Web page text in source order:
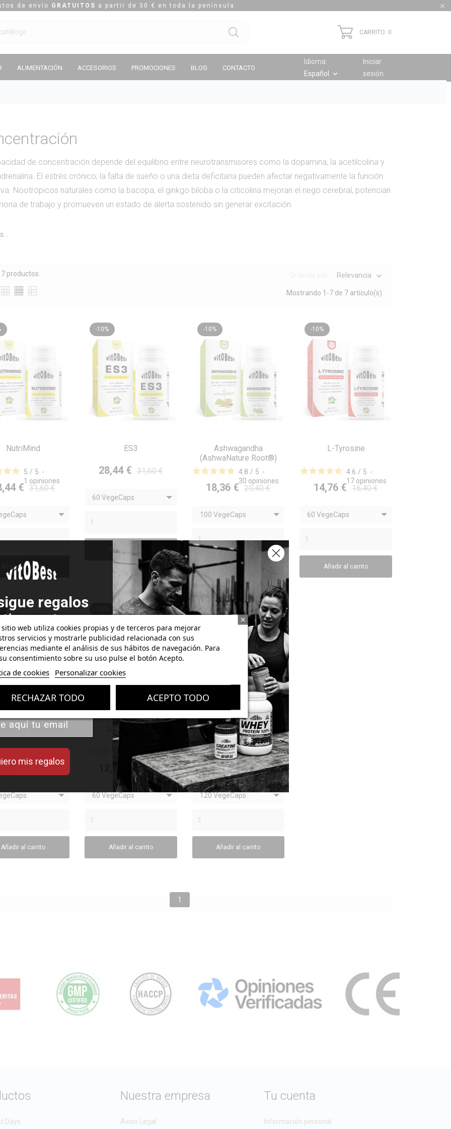
de envío GRATUITOS a partir de 30 € en toda la península. 
CARRITO: 0
ALIMENTACIÓN ACCESORIOS PROMOCIONES BLOG CONTACTO
Idioma:
Español keyboard_arrow_down
Iniciar
sesión
de concentración depende del equilibrio entre neurotransmisores como la dopamina, la acetilcolina y
El estrés crónico, la falta de sueño o una dieta deficitaria pueden afectar negativamente la función
Nootrópicos naturales como la bacopa, el ginkgo biloba o la citicolina mejoran el riego cerebral, potencian
de trabajo y promueven un estado de alerta sostenido sin generar excitación.
7 productos. Relevancia 
Mostrando 1-7 de 7 artículo(s)
NutriMind
5 / 5 -
1 opiniones
€ 31,60 €
Añadir al carrito

-10%
ES3
28,44 € 31,60 €
60 VegeCaps
Añadir al carrito
VISTA RÁPIDA
-10%
Ashwagandha
(AshwaNature Root®)
4.8 / 5 -
30 opiniones
18,36 € 20,40 €
100 VegeCaps
Añadir al carrito
-10%
L-Tyrosine
4.6 / 5 -
17 opiniones
14,76 € 16,40 €
60 VegeCaps
Añadir al carrito
L-Carnitina)
5opiniones
€ 17,40 €
Añadir al carrito
VISTA RÁPIDA
Ginkgo Biloba
5-
1opiniones
12,15 € 13,50 €
60 VegeCaps
Añadir al carrito
VISTA RÁPIDA
Caffeine 200
4 / 5-
3opiniones
10,89 € 12,10 €
120 VegeCaps
Añadir al carrito
1
Days
Nuestra empresa
Aviso Legal
Tu cuenta
Información personal
sitio web utiliza cookies propias y de terceros para mejorar
servicios y mostrarle publicidad relacionada con sus
mediante el análisis de sus hábitos de navegación. Para
consentimiento sobre su uso pulse el botón Acepto.
de cookies Personalizar cookies
RECHAZAR TODO ACEPTO TODO
regalos
con tus
valor de tus compras con
para mejorar tu
mis regalos